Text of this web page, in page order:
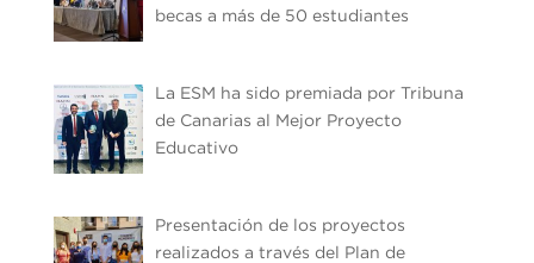
becas a más de 50 estudiantes
La ESM ha sido premiada por Tribuna
de Canarias al Mejor Proyecto
Educativo
Presentación de los proyectos
realizados a través del Plan de